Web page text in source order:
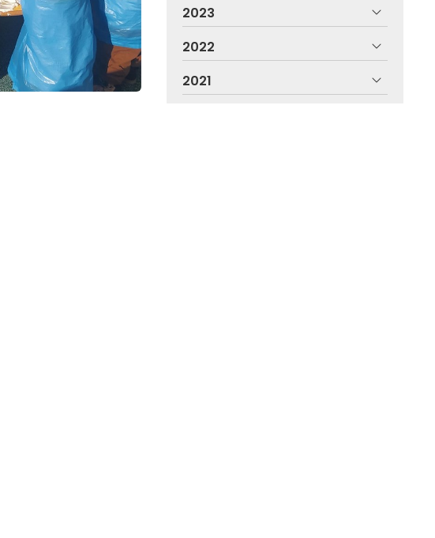
2023
2022
2021